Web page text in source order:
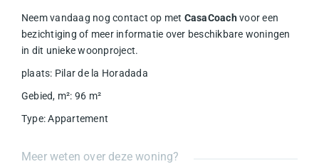
Neem vandaag nog contact op met CasaCoachvoor een
bezichtiging of meer informatie over beschikbare woningen
in dit unieke woonproject.
plaats: Pilar de la Horadada
Gebied, m²: 96 m²
Type: Appartement
Meer weten over deze woning?